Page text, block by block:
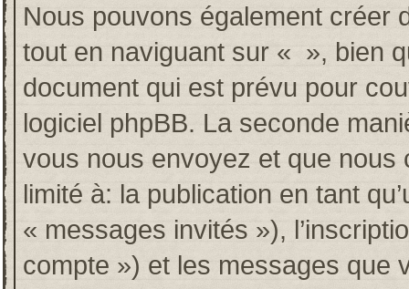
Nous pouvons également créer
tout en naviguant sur « », bien
document qui est prévu pour
logiciel phpBB. La seconde
vous nous envoyez et que nous
limité à: la publication en tant
« messages invités »),
compte ») et les messages que